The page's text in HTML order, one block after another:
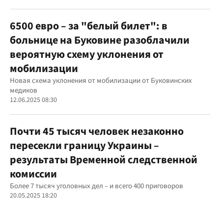
6500 евро – за "белый билет": в
больнице на Буковине разоблачили
вероятную схему уклонения от
мобилизации
Новая схема уклонения от мобилизации от Буковинских
медиков
12.06.2025 08:30
Почти 45 тысяч человек незаконно
пересекли границу Украины –
результаты Временной следственной
комиссии
Более 7 тысяч уголовных дел – и всего 400 приговоров
20.05.2025 18:20